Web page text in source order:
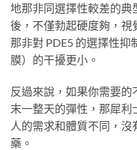
地那非同選擇性較差的典
後，不僅勃起硬度夠，
那非對 PDE5 的選擇性抑
膜）的干擾更小。
反過來說，如果你需要的
末一整天的彈性，那犀
人的需求和體質不同，
藥。